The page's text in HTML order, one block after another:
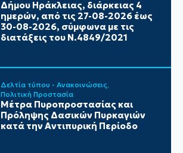
Δήμου Ηράκλειας, διάρκειας 4
ημερών, από τις 27-08-2026 έως
30-08-2026, σύμφωνα με τις
διατάξεις του Ν.4849/2021
Δελτία τύπου - Ανακοινώσεις
Πολιτική Προστασία
Μέτρα Πυροπροστασίας και
Πρόληψης Δασικών Πυρκαγιών
κατά την Αντιπυρική Περίοδο